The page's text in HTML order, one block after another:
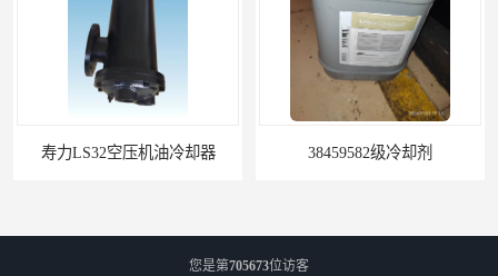
寿力LS32空压机油冷却器 38459582级冷却剂
您是第705673位访客